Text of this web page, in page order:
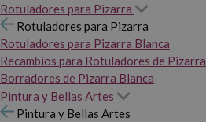
Rotuladores para Pizarra
Rotuladores para Pizarra
Rotuladores para Pizarra Blanca
Recambios para Rotuladores de Pizarra
Borradores de Pizarra Blanca
Pintura y Bellas Artes
Pintura y Bellas Artes